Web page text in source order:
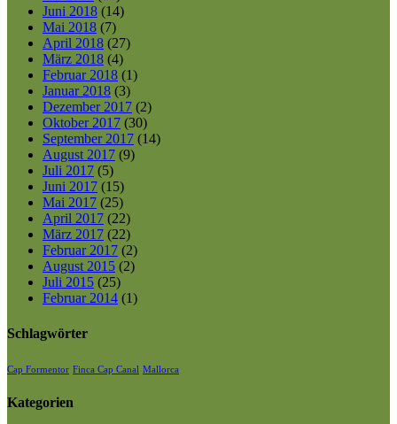
Juni 2018 (14)
Mai 2018 (7)
April 2018 (27)
März 2018 (4)
Februar 2018 (1)
Januar 2018 (3)
Dezember 2017 (2)
Oktober 2017 (30)
September 2017 (14)
August 2017 (9)
Juli 2017 (5)
Juni 2017 (15)
Mai 2017 (25)
April 2017 (22)
März 2017 (22)
Februar 2017 (2)
August 2015 (2)
Juli 2015 (25)
Februar 2014 (1)
Schlagwörter
Cap Formentor Finca Cap Canal Mallorca
Kategorien